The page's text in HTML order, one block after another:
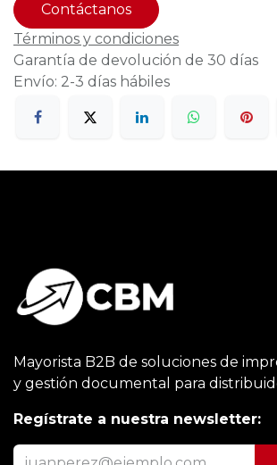
Contáctanos
Términos y condiciones
Garantía de devolución de 30 días
Envío: 2-3 días hábiles
Mayorista B2B de soluciones de
y gestión documental para
Regístrate a nuestra newsletter: